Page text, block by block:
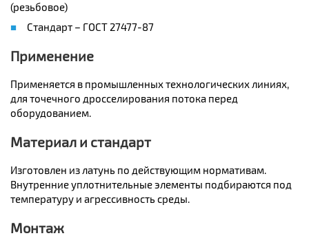
(резьбовое)
Стандарт – ГОСТ 27477-87
Применение
Применяется в промышленных технологических линиях,
для точечного дросселирования потока перед
оборудованием.
Материал и стандарт
Изготовлен из латунь по действующим нормативам.
Внутренние уплотнительные элементы подбираются под
температуру и агрессивность среды.
Монтаж